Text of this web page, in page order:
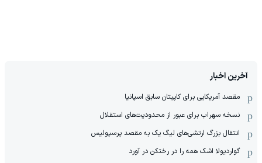
آخرین اخبار
مقصد آمریکایی برای کاپیتان سابق اسپانیا
نسخه سهراب برای عبور از محدودیت‌های استقلال
انتقال بزرگ ارتشی‌های لیگ یک به مقصد پرسپولیس
گواردیولا اشک همه را در رختکن در آورد